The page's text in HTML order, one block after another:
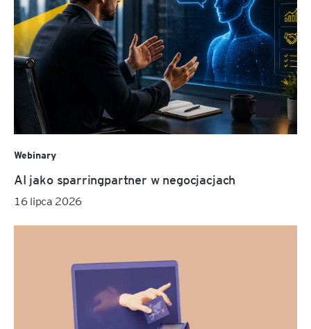
Webinary
AI jako sparringpartner w negocjacjach
16 lipca 2026